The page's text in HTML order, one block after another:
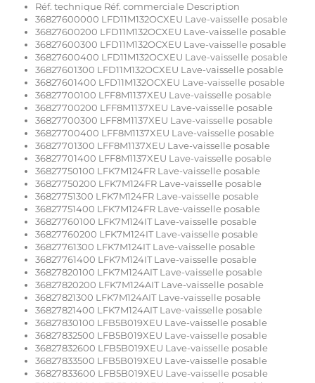
Réf. technique Réf. commerciale Description
36827600000 LFD11M132OCXEU Lave-vaisselle posable
36827600200 LFD11M132OCXEU Lave-vaisselle posable
36827600300 LFD11M132OCXEU Lave-vaisselle posable
36827600400 LFD11M132OCXEU Lave-vaisselle posable
36827601300 LFD11M132OCXEU Lave-vaisselle posable
36827601400 LFD11M132OCXEU Lave-vaisselle posable
36827700100 LFF8M1137XEU Lave-vaisselle posable
36827700200 LFF8M1137XEU Lave-vaisselle posable
36827700300 LFF8M1137XEU Lave-vaisselle posable
36827700400 LFF8M1137XEU Lave-vaisselle posable
36827701300 LFF8M1137XEU Lave-vaisselle posable
36827701400 LFF8M1137XEU Lave-vaisselle posable
36827750100 LFK7M124FR Lave-vaisselle posable
36827750200 LFK7M124FR Lave-vaisselle posable
36827751300 LFK7M124FR Lave-vaisselle posable
36827751400 LFK7M124FR Lave-vaisselle posable
36827760100 LFK7M124IT Lave-vaisselle posable
36827760200 LFK7M124IT Lave-vaisselle posable
36827761300 LFK7M124IT Lave-vaisselle posable
36827761400 LFK7M124IT Lave-vaisselle posable
36827820100 LFK7M124AIT Lave-vaisselle posable
36827820200 LFK7M124AIT Lave-vaisselle posable
36827821300 LFK7M124AIT Lave-vaisselle posable
36827821400 LFK7M124AIT Lave-vaisselle posable
36827830100 LFB5B019XEU Lave-vaisselle posable
36827832500 LFB5B019XEU Lave-vaisselle posable
36827832600 LFB5B019XEU Lave-vaisselle posable
36827833500 LFB5B019XEU Lave-vaisselle posable
36827833600 LFB5B019XEU Lave-vaisselle posable